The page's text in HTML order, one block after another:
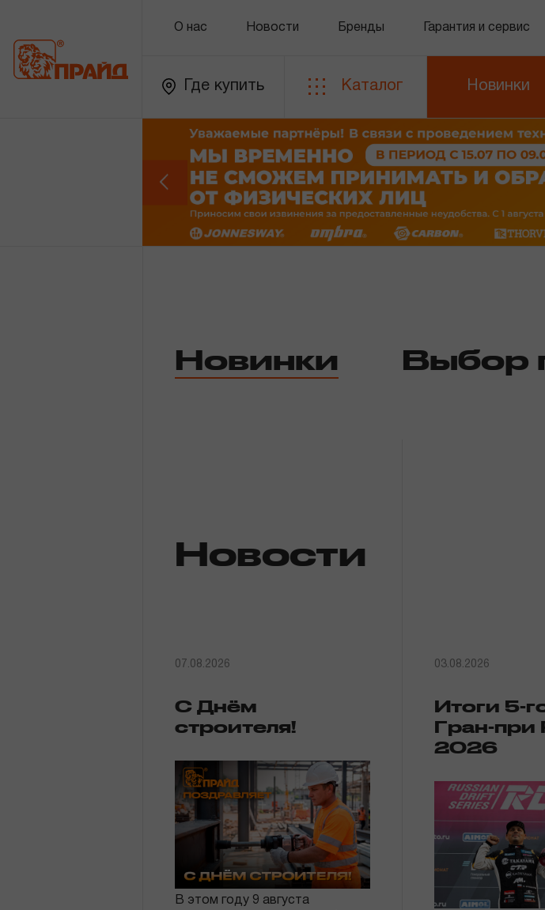
О нас Новости Бренды Гарантия и сервис
Где купить Каталог Новинки
Каталог
Золотая лихорадка
Новинки
Новости
Новинки Выбор
Новости
07.08.2026
С Днём
строителя!
В этом году 9 августа
03.08.2026
Итоги 5-
Гран-при
2026